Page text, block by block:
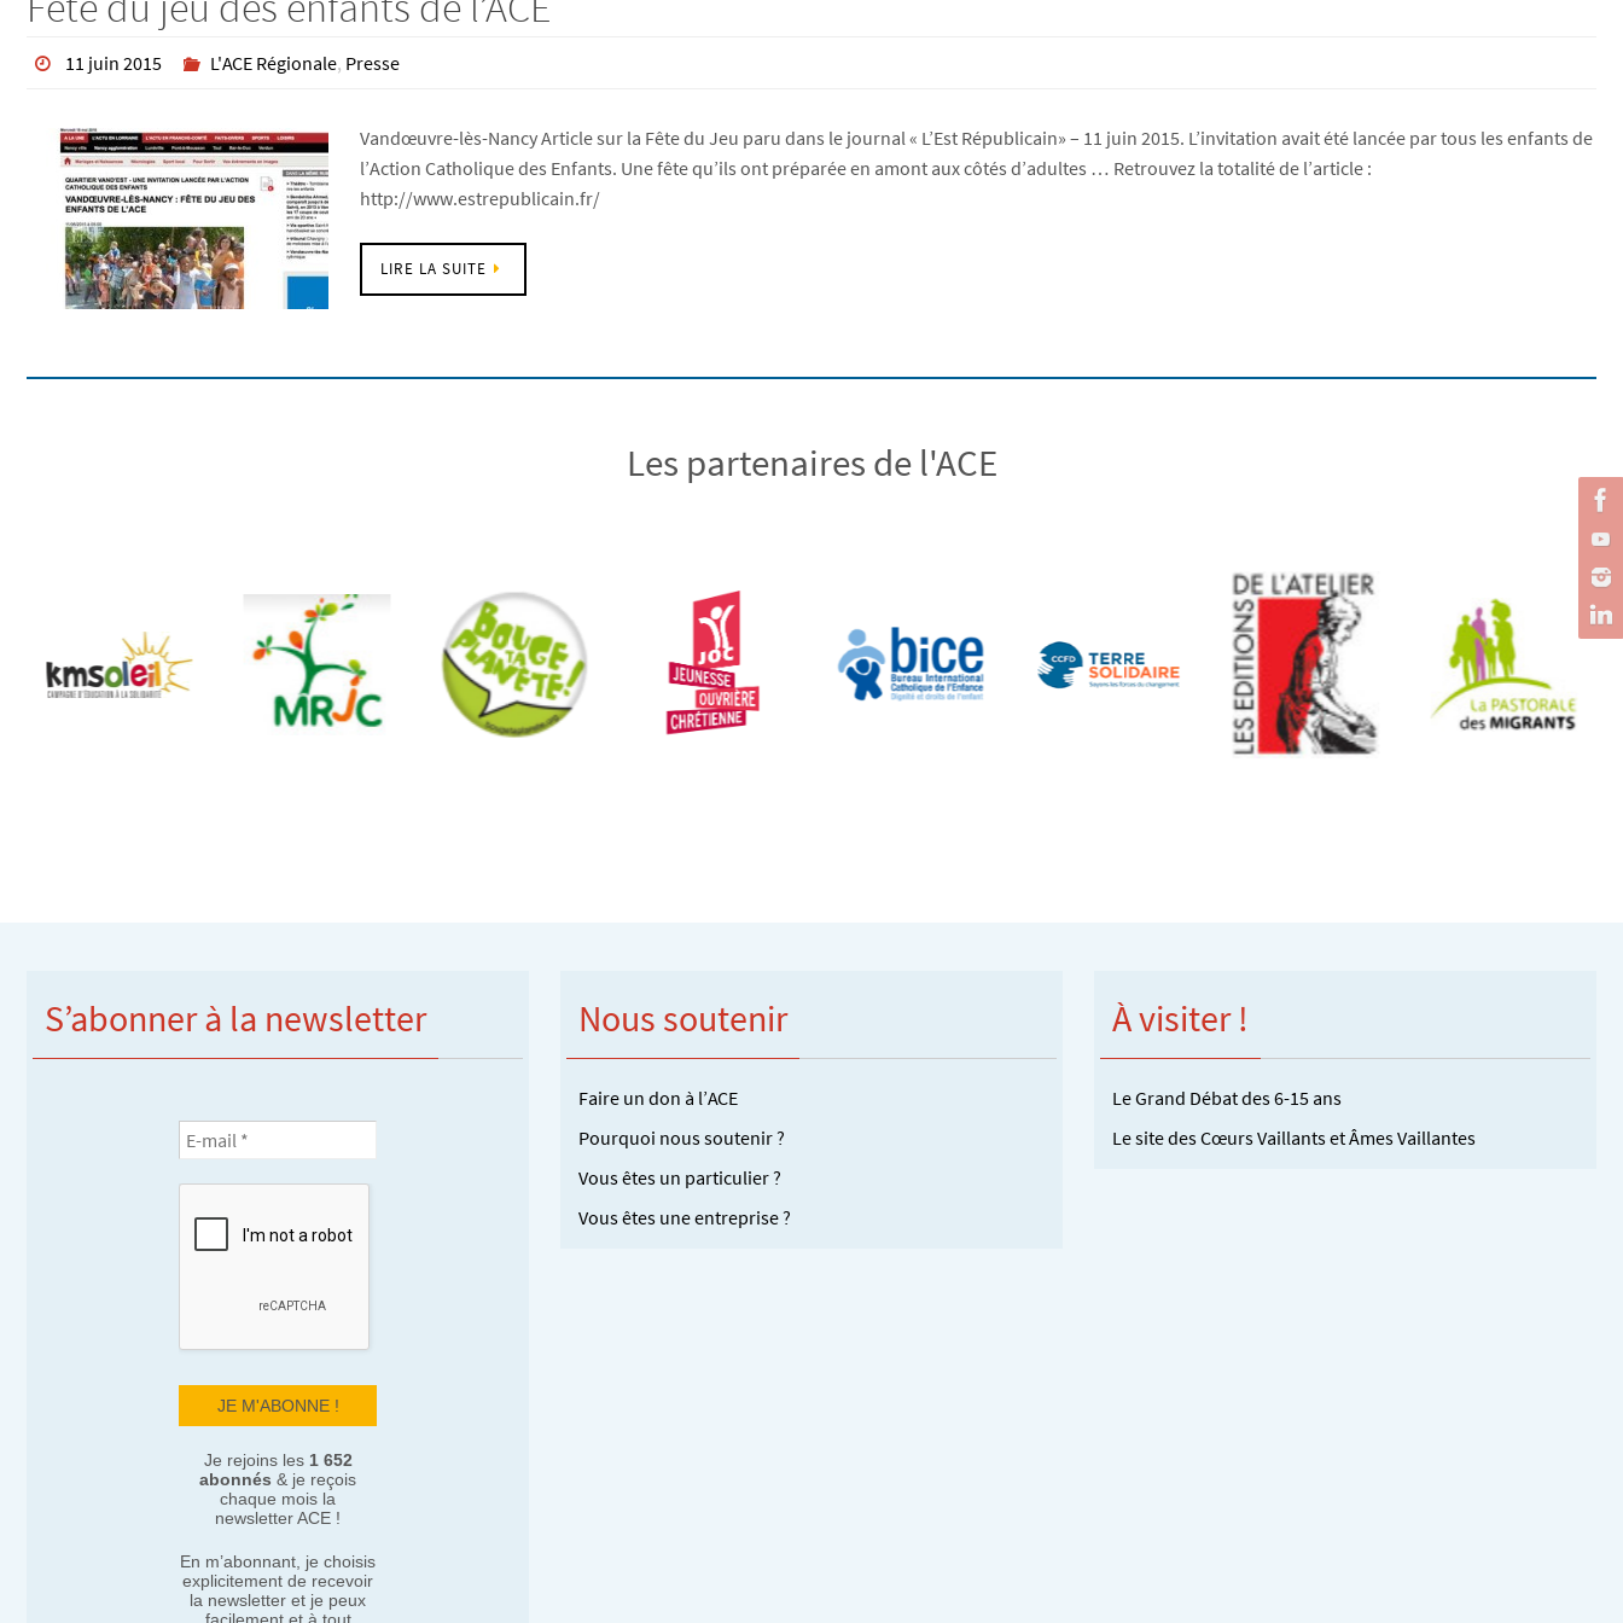
11 juin 2015 L'ACE Régionale, Presse
Vandœuvre-lès-Nancy Article sur la Fête du Jeu paru dans le journal « L’Est Républicain» – 11 juin 2015. L’invitation avait été lancée par tous les enfants de
l’Action Catholique des Enfants. Une fête qu’ils ont préparée en amont aux côtés d’adultes … Retrouvez la totalité de l’article :
http://www.estrepublicain.fr/
LIRE LA SUITE
Les partenaires de l'ACE
S’abonner à la newsletter
Je rejoins les 1 652
abonnés & je reçois
chaque mois la
newsletter ACE !
En m’abonnant, je choisis
explicitement de recevoir
la newsletter et je peux
facilement et à tout
Nous soutenir
Faire un don à l’ACE
Pourquoi nous soutenir ?
Vous êtes un particulier ?
Vous êtes une entreprise ?
À visiter !
Le Grand Débat des 6-15 ans
Le site des Cœurs Vaillants et Âmes Vaillantes